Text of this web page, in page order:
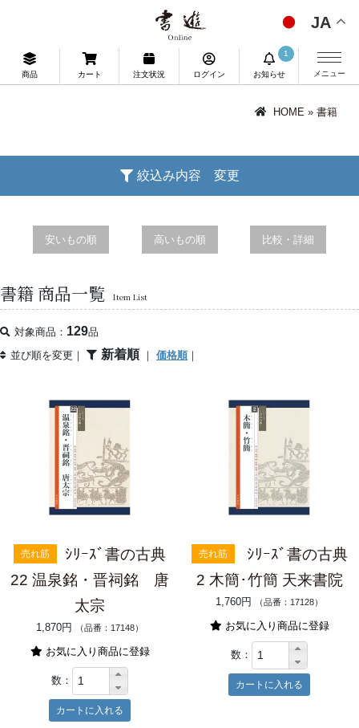
JA
商品 カート 注文状況 ログイン お知らせ
1
メニュー
HOME » 書籍
絞込み内容 変更
安いもの順 高いもの順 比較・詳細
書籍 商品一覧 Item List
対象商品： 129品
並び順を変更｜
新着順 ｜ 価格順｜
売れ筋
ｼﾘｰｽﾞ書の古典
22 温泉銘・晋祠銘 唐
太宗
1,870円 （品番：17148）
お気に入り商品に登録
数：
売れ筋
ｼﾘｰｽﾞ書の古典
2 木簡･竹簡 天来書院
1,760円 （品番：17128）
お気に入り商品に登録
数：